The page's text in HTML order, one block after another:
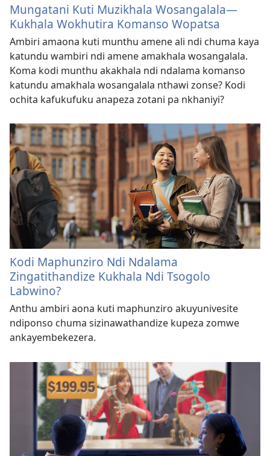
Mungatani Kuti Muzikhala Wosangalala​—
Kukhala Wokhutira Komanso Wopatsa
Ambiri amaona kuti munthu amene ali ndi chuma kaya
katundu wambiri ndi amene amakhala wosangalala.
Koma kodi munthu akakhala ndi ndalama komanso
katundu amakhala wosangalala nthawi zonse? Kodi
ochita kafukufuku anapeza zotani pa nkhaniyi?
Kodi Maphunziro Ndi Ndalama
Zingatithandize Kukhala Ndi Tsogolo
Labwino?
Anthu ambiri aona kuti maphunziro akuyunivesite
ndiponso chuma sizinawathandize kupeza zomwe
ankayembekezera.